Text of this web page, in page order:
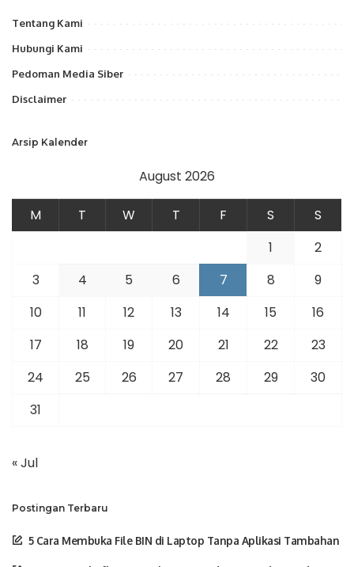
Tentang Kami
Hubungi Kami
Pedoman Media Siber
Disclaimer
Arsip Kalender
August 2026
M T W T F S
S
1
2
3
4 5 6 7 8
9
10
11 12 13 14 15
16
17
18 19 20 21 22
23
24
25 26 27 28 29
30
31
« Jul
Postingan Terbaru
5 Cara Membuka File BIN di Laptop Tanpa Aplikasi Tambahan